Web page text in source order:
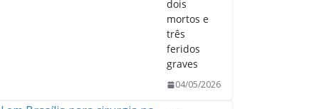
dois
mortos e
três
feridos
graves
04/05/2026